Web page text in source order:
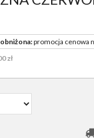
promocja cenowa
zł